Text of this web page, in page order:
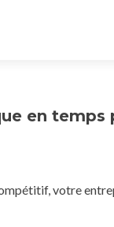
en temps
votre